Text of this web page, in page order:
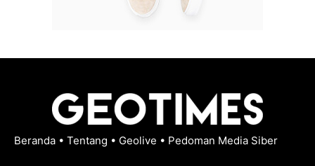
Beranda • Tentang • Geolive • Pedoman Media Siber